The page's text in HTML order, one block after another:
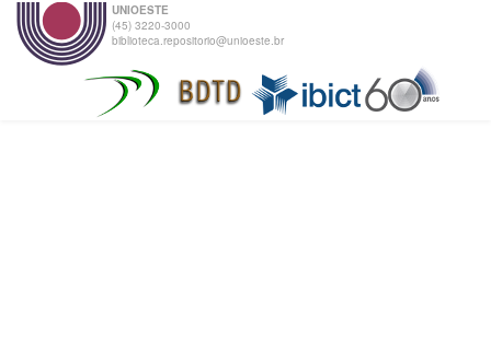
UNIOESTE
(45) 3220-3000
biblioteca.repositorio@unioeste.br